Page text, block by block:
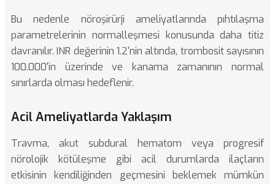
Bu nedenle nöroşirürji ameliyatlarında pıhtılaşma
parametrelerinin normalleşmesi konusunda daha titiz
davranılır. INR değerinin 1.2'nin altında, trombosit sayısının
100.000'in üzerinde ve kanama zamanının normal
sınırlarda olması hedeflenir.
Acil Ameliyatlarda Yaklaşım
Travma, akut subdural hematom veya progresif
nörolojik kötüleşme gibi acil durumlarda ilaçların
etkisinin kendiliğinden geçmesini beklemek mümkün